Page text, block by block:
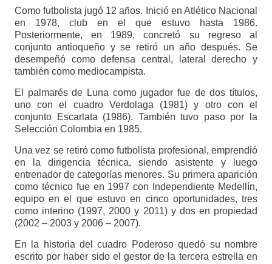
Como futbolista jugó 12 años. Inició en Atlético Nacional
en 1978, club en el que estuvo hasta 1986.
Posteriormente, en 1989, concretó su regreso al
conjunto antioqueño y se retiró un año después. Se
desempeñó como defensa central, lateral derecho y
también como mediocampista.
El palmarés de Luna como jugador fue de dos títulos,
uno con el cuadro Verdolaga (1981) y otro con el
conjunto Escarlata (1986). También tuvo paso por la
Selección Colombia en 1985.
Una vez se retiró como futbolista profesional, emprendió
en la dirigencia técnica, siendo asistente y luego
entrenador de categorías menores. Su primera aparición
como técnico fue en 1997 con Independiente Medellín,
equipo en el que estuvo en cinco oportunidades, tres
como interino (1997, 2000 y 2011) y dos en propiedad
(2002 – 2003 y 2006 – 2007).
En la historia del cuadro Poderoso quedó su nombre
escrito por haber sido el gestor de la tercera estrella en